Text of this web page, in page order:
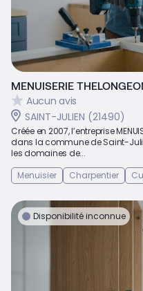
MENUISERIE
Aucun avis
SAINT-JULIEN (21490)
Créée en 2007, l’entreprise
dans la commune de Saint-
les domaines de...
Menuisier
Charpentier
Disponibilité inconnue